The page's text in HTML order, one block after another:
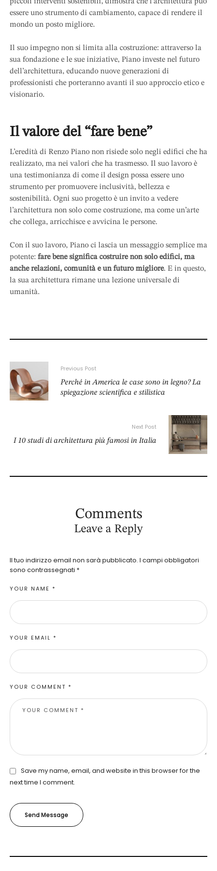
essere uno strumento di cambiamento, capace di rendere il
mondo un posto migliore.
Il suo impegno non si limita alla costruzione: attraverso la
sua fondazione e le sue iniziative, Piano investe nel futuro
dell’architettura, educando nuove generazioni di
professionisti che porteranno avanti il suo approccio etico e
visionario.
Il valore del “fare bene”
L’eredità di Renzo Piano non risiede solo negli edifici che ha
realizzato, ma nei valori che ha trasmesso. Il suo lavoro è
una testimonianza di come il design possa essere uno
strumento per promuovere inclusività, bellezza e
sostenibilità. Ogni suo progetto è un invito a vedere
l’architettura non solo come costruzione, ma come un’arte
che collega, arricchisce e avvicina le persone.
Con il suo lavoro, Piano ci lascia un messaggio semplice ma
potente: fare bene significa costruire non solo edifici, ma
anche relazioni, comunità e un futuro migliore. E in questo,
la sua architettura rimane una lezione universale di
umanità.
Previous Post
Perché in America le case sono in legno? La
spiegazione scientifica e stilistica
Next Post
I 10 studi di architettura più famosi in Italia
Comments
Leave a Reply
Il tuo indirizzo email non sarà pubblicato. I campi obbligatori
sono contrassegnati *
YOUR COMMENT *
YOUR NAME *
YOUR EMAIL *
Save my name, email, and website in this browser for the
next time I comment.
Send Message